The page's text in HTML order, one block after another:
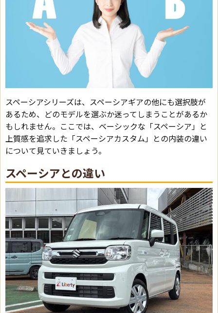
スペーシアシリーズは、スペーシアギアの他にも選択肢が
あるため、どのモデルを選ぶか迷ってしまうことがあるか
もしれません。ここでは、ベーシックな「スペーシア」と
上質感を追求した「スペーシアカスタム」との内装の違い
について見ていきましょう。
スペーシアとの違い